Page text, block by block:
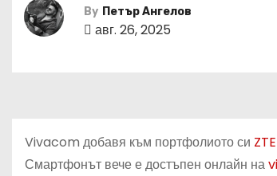
By Петър Ангелов
авг. 26, 2025
Vivacom добавя към портфолиото си
Смартфонът вече е достъпен онлайн на